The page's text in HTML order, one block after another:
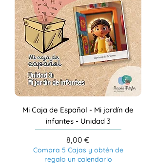
Mi Caja de Español - Mi jardín de
infantes - Unidad 3
Precio
8,00 €
Compra 5 Cajas y obtén de
regalo un calendario